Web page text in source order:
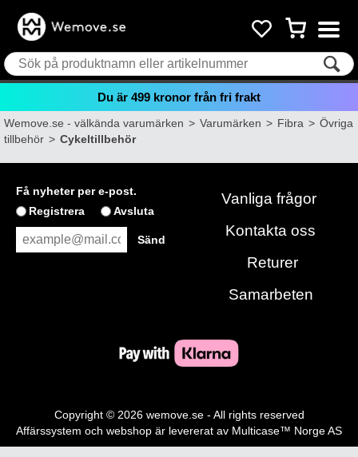
Du är 499 kronor från fri frakt
Wemove.se - välkända varumärken>Varumärken>Fibra>Övriga
tillbehör>Cykeltillbehör
Få nyheter per e-post.
Registrera
Avsluta
Vanliga frågor
Kontakta oss
Returer
Samarbeten
Copyright © 2026 wemove.se - All rights reserved
Affärssystem och webshop är levererat av Multicase™ Norge AS